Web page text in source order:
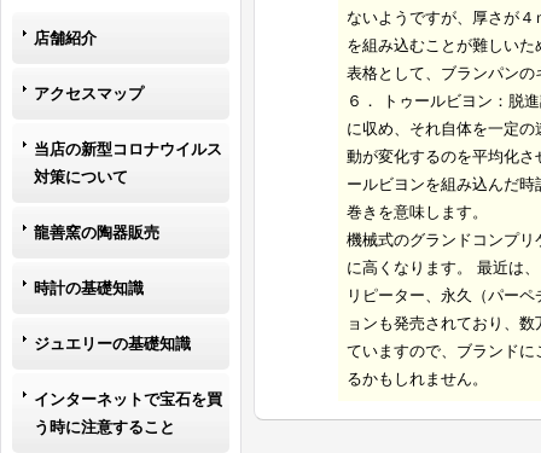
店舗紹介
アクセスマップ
当店の新型コロナウイルス
対策について
龍善窯の陶器販売
時計の基礎知識
ジュエリーの基礎知識
インターネットで宝石を買
う時に注意すること
ないようですが、厚さが
を組み込むことが難しい
表格として、ブランパン
６． トゥールビヨン ：脱
に収め、それ自体を一定
動が変化するのを平均化
ールビヨンを組み込んだ
巻きを意味します。
機械式のグランドコンプ
に高くなります。 最近は
リピーター、永久（パー
ョンも発売されており、
ていますので、ブランド
るかもしれません。